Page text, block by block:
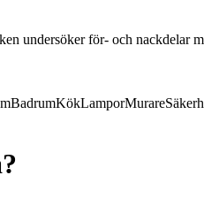
undersöker för- och nackdelar
BadrumKökLamporMurare